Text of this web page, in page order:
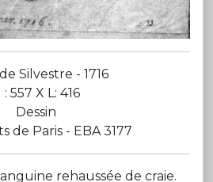
Silvestre - 1716
: 557 X L: 416
Dessin
de Paris - EBA 3177
rehaussée de craie.